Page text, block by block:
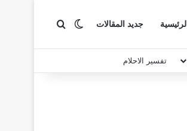
الرئيسية جديد المقالات الوضع المظلم
بحث عن
تفسير الاحلام